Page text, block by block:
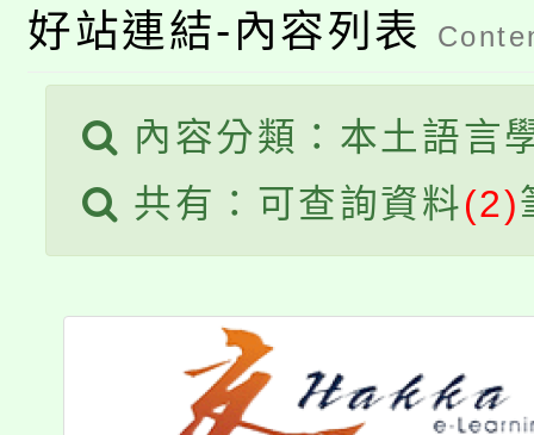
《TA101》溝通分析基
心理、諮商輔導、社會
系所師生報名參加。
轉知苗栗縣政府辦理
縣市「校園短影音徵選
門員」簡章及活動海報
踴躍報名參加。
桃園市115學年度學生
要點
「桃園市補助參觀特色
展演活動實施計畫」
115年度「教育部表揚
好站連結-內容列表
內容分類：本土語言
共有：可查詢資料(2)